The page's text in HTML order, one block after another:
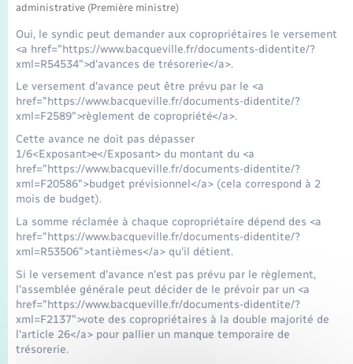
Transports
Voirie et espace public
administrative (Première ministre)
Oui, le syndic peut demander aux copropriétaires le versement
<a href="https://www.bacqueville.fr/documents-didentite/?
xml=R54534">d'avances de trésorerie</a>.
Le versement d'avance peut être prévu par le <a
href="https://www.bacqueville.fr/documents-didentite/?
xml=F2589">règlement de copropriété</a>.
Cette avance ne doit pas dépasser
1/6<Exposant>e</Exposant> du montant du <a
href="https://www.bacqueville.fr/documents-didentite/?
xml=F20586">budget prévisionnel</a> (cela correspond à 2
mois de budget).
La somme réclamée à chaque copropriétaire dépend des <a
href="https://www.bacqueville.fr/documents-didentite/?
xml=R53506">tantièmes</a> qu'il détient.
Si le versement d'avance n'est pas prévu par le règlement,
l'assemblée générale peut décider de le prévoir par un <a
href="https://www.bacqueville.fr/documents-didentite/?
xml=F2137">vote des copropriétaires à la double majorité de
l'article 26</a> pour pallier un manque temporaire de
trésorerie.